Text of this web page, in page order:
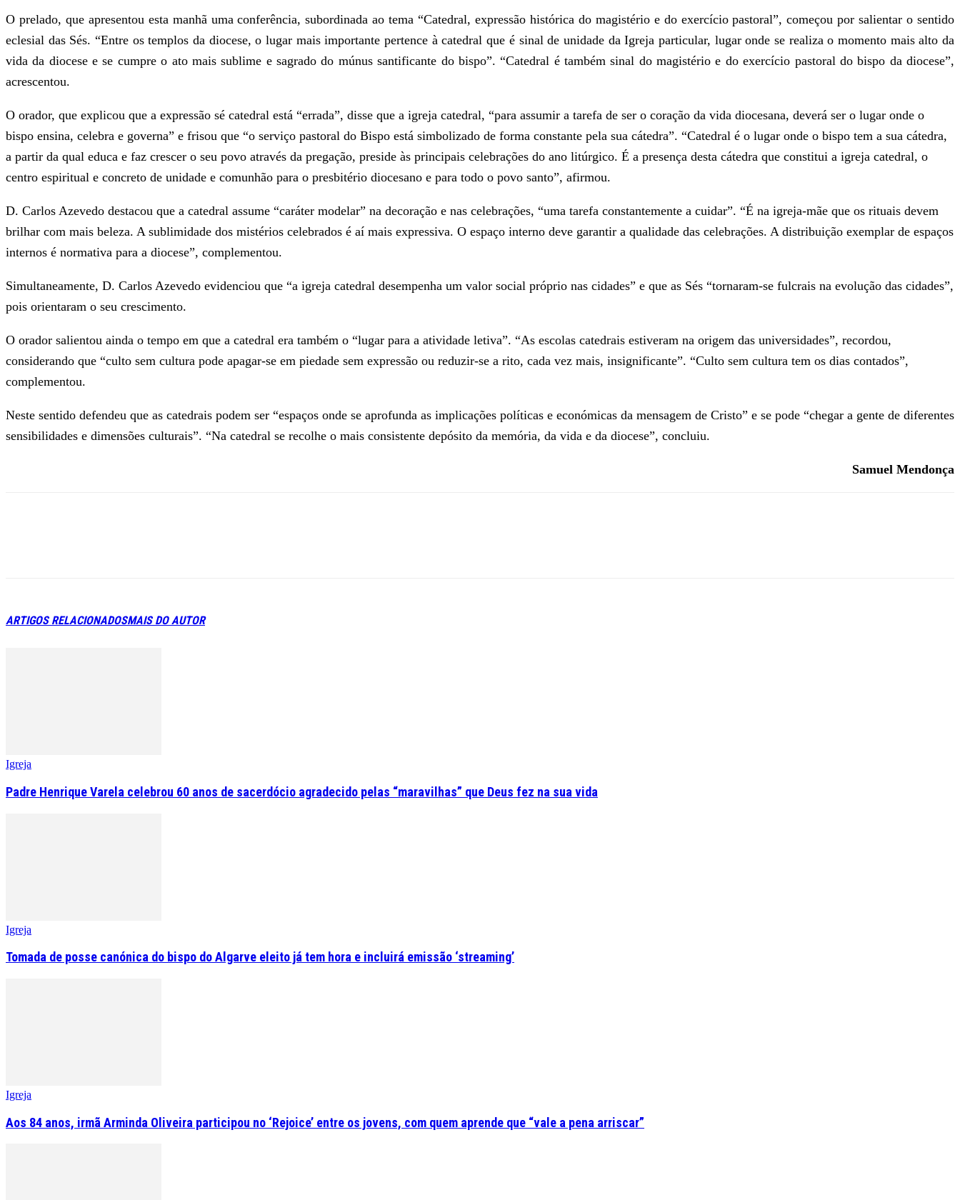
O prelado, que apresentou esta manhã uma conferência, subordinada ao tema “Catedral, expressão histórica do magistério e do exercício pastoral”, começou por salientar o sentido
eclesial das Sés. “Entre os templos da diocese, o lugar mais importante pertence à catedral que é sinal de unidade da Igreja particular, lugar onde se realiza o momento mais alto da
vida da diocese e se cumpre o ato mais sublime e sagrado do múnus santificante do bispo”. “Catedral é também sinal do magistério e do exercício pastoral do bispo da diocese”,
acrescentou.
O orador, que explicou que a expressão sé catedral está “errada”, disse que a igreja catedral, “para assumir a tarefa de ser o coração da vida diocesana, deverá ser o lugar onde o
bispo ensina, celebra e governa” e frisou que “o serviço pastoral do Bispo está simbolizado de forma constante pela sua cátedra”. “Catedral é o lugar onde o bispo tem a sua cátedra,
a partir da qual educa e faz crescer o seu povo através da pregação, preside às principais celebrações do ano litúrgico. É a presença desta cátedra que constitui a igreja catedral, o
centro espiritual e concreto de unidade e comunhão para o presbitério diocesano e para todo o povo santo”, afirmou.
D. Carlos Azevedo destacou que a catedral assume “caráter modelar” na decoração e nas celebrações, “uma tarefa constantemente a cuidar”. “É na igreja-mãe que os rituais devem
brilhar com mais beleza. A sublimidade dos mistérios celebrados é aí mais expressiva. O espaço interno deve garantir a qualidade das celebrações. A distribuição exemplar de espaços
internos é normativa para a diocese”, complementou.
Simultaneamente, D. Carlos Azevedo evidenciou que “a igreja catedral desempenha um valor social próprio nas cidades” e que as Sés “tornaram-se fulcrais na evolução das cidades”,
pois orientaram o seu crescimento.
O orador salientou ainda o tempo em que a catedral era também o “lugar para a atividade letiva”. “As escolas catedrais estiveram na origem das universidades”, recordou,
considerando que “culto sem cultura pode apagar-se em piedade sem expressão ou reduzir-se a rito, cada vez mais, insignificante”. “Culto sem cultura tem os dias contados”,
complementou.
Neste sentido defendeu que as catedrais podem ser “espaços onde se aprofunda as implicações políticas e económicas da mensagem de Cristo” e se pode “chegar a gente de diferentes
sensibilidades e dimensões culturais”. “Na catedral se recolhe o mais consistente depósito da memória, da vida e da diocese”, concluiu.
Samuel Mendonça
ARTIGOS RELACIONADOSMAIS DO AUTOR
Igreja
Padre Henrique Varela celebrou 60 anos de sacerdócio agradecido pelas “maravilhas” que Deus fez na sua vida
Igreja
Tomada de posse canónica do bispo do Algarve eleito já tem hora e incluirá emissão ‘streaming’
Igreja
Aos 84 anos, irmã Arminda Oliveira participou no ‘Rejoice’ entre os jovens, com quem aprende que “vale a pena arriscar”